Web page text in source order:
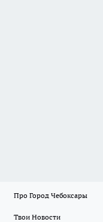
Про Город Чебоксары
Твои Новости